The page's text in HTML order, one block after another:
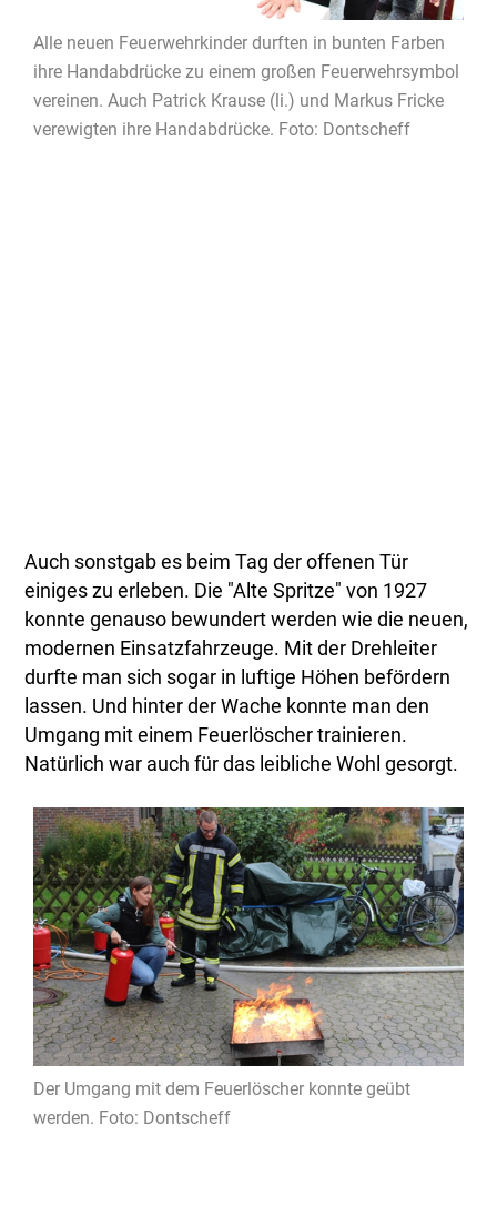
Alle neuen Feuerwehrkinder durften in bunten Farben
ihre Handabdrücke zu einem großen Feuerwehrsymbol
vereinen. Auch Patrick Krause (li.) und Markus Fricke
verewigten ihre Handabdrücke. Foto: Dontscheff
Auch sonstgab es beim Tag der offenen Tür
einiges zu erleben. Die "Alte Spritze" von 1927
konnte genauso bewundert werden wie die neuen,
modernen Einsatzfahrzeuge. Mit der Drehleiter
durfte man sich sogar in luftige Höhen befördern
lassen. Und hinter der Wache konnte man den
Umgang mit einem Feuerlöscher trainieren.
Natürlich war auch für das leibliche Wohl gesorgt.
Der Umgang mit dem Feuerlöscher konnte geübt
werden. Foto: Dontscheff